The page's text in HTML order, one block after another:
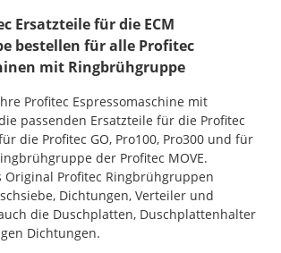
Ersatzteile für die ECM
bestellen für alle Profitec
mit Ringbrühgruppe
Profitec Espressomaschine mit
passenden Ersatzteile für die Profitec
die Profitec GO, Pro100, Pro300 und für
der Profitec MOVE.
Original Profitec Ringbrühgruppen
Dichtungen, Verteiler und
die Duschplatten, Duschplattenhalter
Dichtungen.